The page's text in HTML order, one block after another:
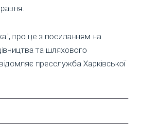
про це з посиланням на
та шляхового
пресслужба Харківської